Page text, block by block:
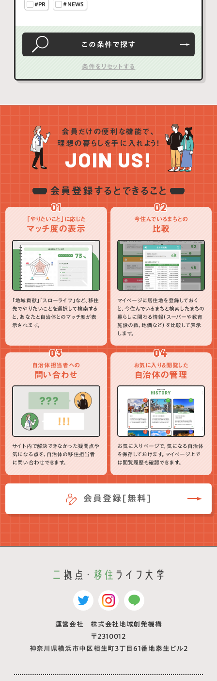
#PR #NEWS
この条件で探す
会員だけの便利な機能で、
理想の暮らしを手に入れよう！
JOIN US!
会員登録するとできること
01
「やりたいこと」に応じた
マッチ度の表示
「地域貢献」「スローライフ」など、移住
先でやりたいことを選択して検索する
と、あなたと自治体とのマッチ度が表
示されます。
02
今住んでいるまちとの
比較
マイページに居住地を登録しておく
と、今住んでいるまちと検索したまちの
暮らしに関わる情報（スーパーや教育
施設の数、地価など）を比較して表示
します。
03
自治体担当者への
問い合わせ
サイト内で解決できなかった疑問点や
気になる点を、自治体の移住担当者
に問い合わせできます。
04
お気に入り＆閲覧した
自治体の管理
お気に入りページで、気になる自治体
を保存しておけます。マイページ上で
は閲覧履歴も確認できます。
会員登録[無料]
運営会社 株式会社地域創発機構
〒2310012
神奈川県横浜市中区相生町3丁目61番地泰生ビル2